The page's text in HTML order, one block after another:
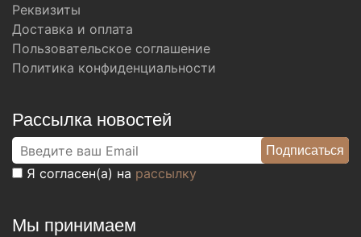
Реквизиты
Доставка и оплата
Пользовательское соглашение
Политика конфиденциальности
Рассылка новостей
Я согласен(а) на рассылку
Мы принимаем